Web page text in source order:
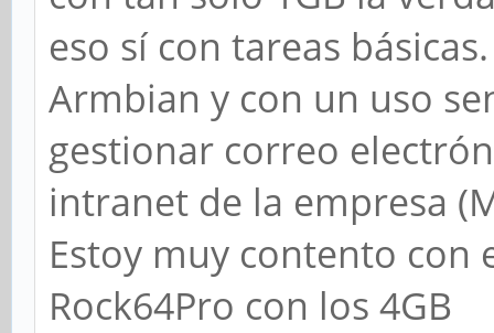
eso sí con tareas
Armbian y con un uso
gestionar correo
intranet de la empresa
Estoy muy contento con
Rock64Pro con los 4GB